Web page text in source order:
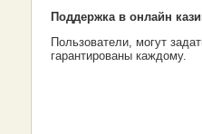
Поддержка в онлайн
Пользователи, могут
гарантированы каждому.